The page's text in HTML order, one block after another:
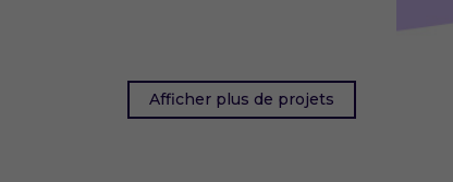
Afficher plus de projets